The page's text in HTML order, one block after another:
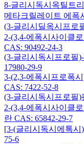
8-글리시독시옥틸트
메타크릴레이트 에폭
(3-글리시딜옥시프로
2-(3,4-에폭시사이클
CAS: 90492-24-3
(3-글리시독시프로필
17980-29-9
3-(2,3-에폭시프로폭
CAS: 7422-52-8
(3-글리시독시프로필)
2-(3,4-에폭시사이클
란 CAS: 65842-29-7
[3-(글리시독시에톡시
75-6